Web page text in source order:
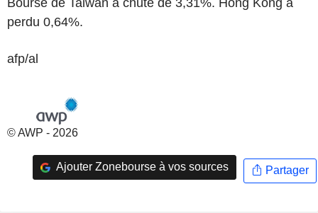
perdu 0,64%.
afp/al
© AWP - 2026
Ajouter Zonebourse à vos sources Partager